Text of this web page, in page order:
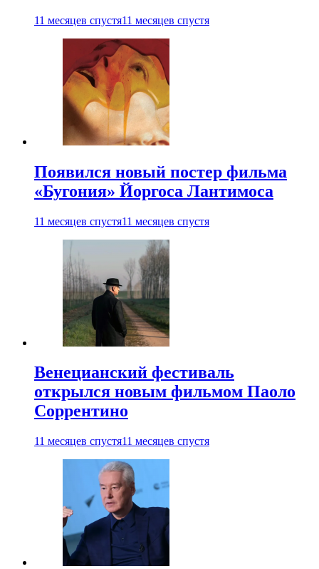
11 месяцев спустя11 месяцев спустя
Появился новый постер фильма
«Бугония» Йоргоса Лантимоса
11 месяцев спустя11 месяцев спустя
Венецианский фестиваль
открылся новым фильмом Паоло
Соррентино
11 месяцев спустя11 месяцев спустя